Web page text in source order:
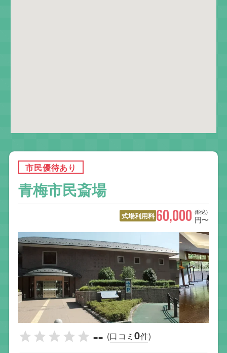
市民優待あり
青梅市民斎場
式場利用料 (税込)
60,000 円〜
-- (口コミ0件)